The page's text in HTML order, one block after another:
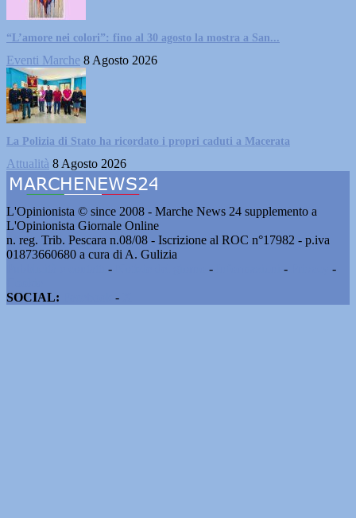
“L’amore nei colori”: fino al 30 agosto la mostra a San...
Eventi Marche 8 Agosto 2026
La Polizia di Stato ha ricordato i propri caduti a Macerata
Attualità 8 Agosto 2026
L'Opinionista © since 2008 - Marche News 24 supplemento a
L'Opinionista Giornale Online
n. reg. Trib. Pescara n.08/08 - Iscrizione al ROC n°17982 - p.iva
01873660680 a cura di A. Gulizia
- - -
-
SOCIAL:
-